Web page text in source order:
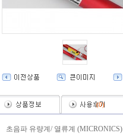
(0)
초음파 유량계/ 열류계 (MICRONICS)